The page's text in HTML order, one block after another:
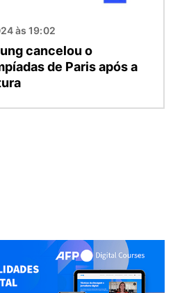
às 19:02
cancelou o
de Paris após a